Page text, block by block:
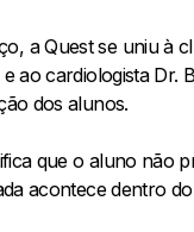
a Quest se uniu à
e ao cardiologista Dr.
dos alunos.
que o aluno não
acontece dentro